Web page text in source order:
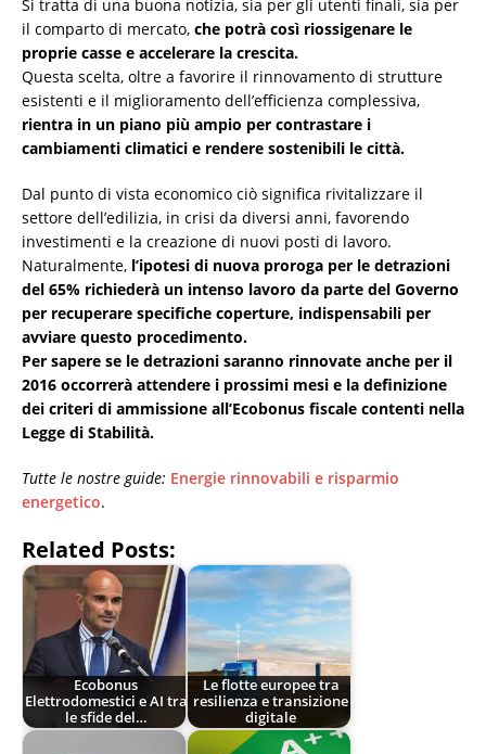
Si tratta di una buona notizia, sia per gli utenti finali, sia per
il comparto di mercato, che potrà così riossigenare le
proprie casse e accelerare la crescita.
Questa scelta, oltre a favorire il rinnovamento di strutture
esistenti e il miglioramento dell’efficienza complessiva,
rientra in un piano più ampio per contrastare i
cambiamenti climatici e rendere sostenibili le città.
Dal punto di vista economico ciò significa rivitalizzare il
settore dell’edilizia, in crisi da diversi anni, favorendo
investimenti e la creazione di nuovi posti di lavoro.
Naturalmente, l’ipotesi di nuova proroga per le detrazioni
del 65% richiederà un intenso lavoro da parte del Governo
per recuperare specifiche coperture, indispensabili per
avviare questo procedimento.
Per sapere se le detrazioni saranno rinnovate anche per il
2016 occorrerà attendere i prossimi mesi e la definizione
dei criteri di ammissione all’Ecobonus fiscale contenti nella
Legge di Stabilità.
Tutte le nostre guide: Energie rinnovabili e risparmio
energetico.
Related Posts:
Ecobonus
Elettrodomestici e AI tra
le sfide del…
Le flotte europee tra
resilienza e transizione
digitale